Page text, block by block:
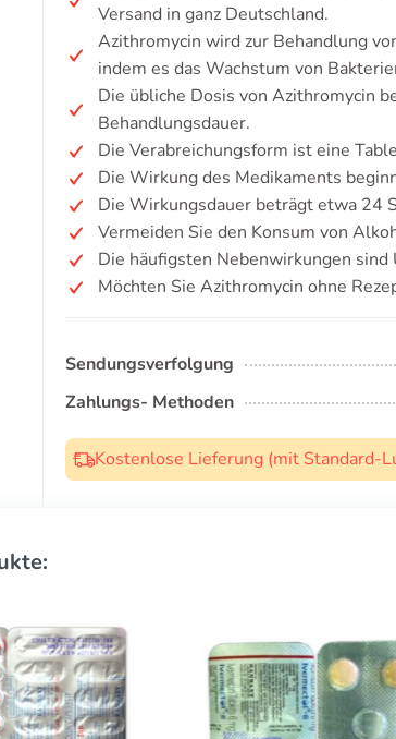
Versand in ganz Deutschland.
Azithromycin wird zur Behandlung
indem es das Wachstum von
Die übliche Dosis von Azithromycin
Behandlungsdauer.
Die Verabreichungsform ist eine
Die Wirkung des Medikaments
Die Wirkungsdauer beträgt etwa 24
Vermeiden Sie den Konsum von
Die häufigsten Nebenwirkungen
Möchten Sie Azithromycin ohne
Sendungsverfolgung
Zahlungs- Methoden
Kostenlose Lieferung (mit